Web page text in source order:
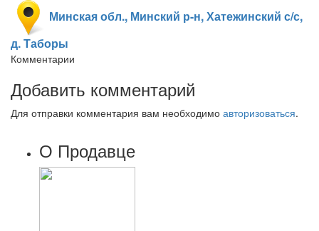
Минская обл., Минский р-н, Хатежинский с/с,
д. Таборы
Комментарии
Добавить комментарий
Для отправки комментария вам необходимо авторизоваться.
О Продавце